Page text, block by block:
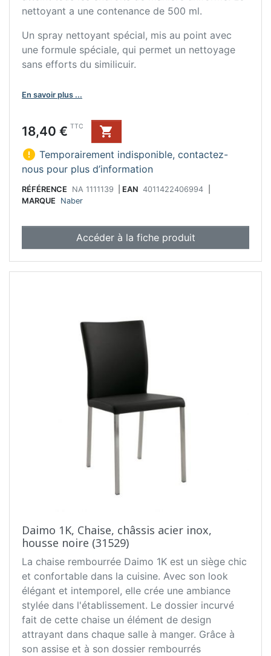
nettoyant a une contenance de 500 ml.
Un spray nettoyant spécial, mis au point avec
une formule spéciale, qui permet un nettoyage
sans efforts du similicuir.
En savoir plus ...
Prix
18,40 € TTC

 Temporairement indisponible, contactez-
nous pour plus d’information
RÉFÉRENCE NA 1111139 EAN 4011422406994
MARQUE
Naber
Accéder à la fiche produit
Daimo 1K, Chaise, châssis acier inox,
housse noire (31529)
La chaise rembourrée Daimo 1K est un siège chic
et confortable dans la cuisine. Avec son look
élégant et intemporel, elle crée une ambiance
stylée dans l'établissement. Le dossier incurvé
fait de cette chaise un élément de design
attrayant dans chaque salle à manger. Grâce à
son assise et à son dossier rembourrés